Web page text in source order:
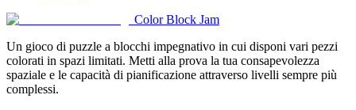
Color Block Jam
Un gioco di puzzle a blocchi impegnativo in cui disponi vari pezzi
colorati in spazi limitati. Metti alla prova la tua consapevolezza
spaziale e le capacità di pianificazione attraverso livelli sempre più
complessi.